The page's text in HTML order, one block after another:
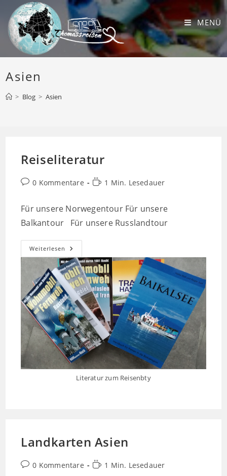
Inhalt
springen
MENÜ
Asien
> Blog > Asien
Reiseliteratur
Beitrags-
0 Kommentare Lesedauer:
1 Min. Lesedauer
Für unsere Norwegentour Für unsere
Balkantour Für unsere Russlandtour
Weiterlesen Reiseliteratur
Literatur zum Reisenbty
Landkarten Asien
Beitrags-
0 Kommentare Lesedauer:
1 Min. Lesedauer